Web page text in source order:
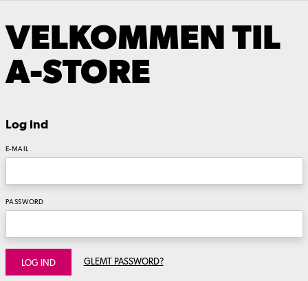
VELKOMMEN TIL
A-STORE
Log ind
E-MAIL
PASSWORD
LOG IND GLEMT PASSWORD?